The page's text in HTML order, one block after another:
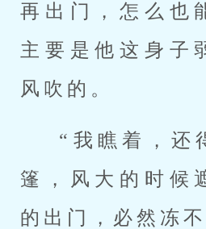
再出门，怎么也
主要是他这身子
风吹的。
“我瞧着，还
篷，风大的时候
的出门，必然冻